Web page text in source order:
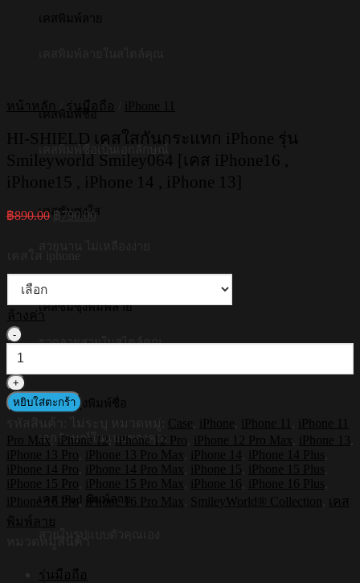
เคสพิมพ์ลาย
เคสพิมพ์ชื่อ
เคสซัมซุงใส
เคสซัมซุงพิมพ์ลาย
รวดลายสวยในสไตล์คุณ
เคสซัมซุงพิมพ์ชื่อ
เอกลักษณ์ในแบบของคุณ
เคส iPad พิมพ์ลาย
หน้าหลัก / รุ่นมือถือ iPhone 11
HI-SHIELD เคสใสกันกระแทก iPhone รุ่น
Smileyworld Smiley064 [เคส iPhone16 ,
iPhone15 , iPhone 14 , iPhone 13]
฿890.00 Original
฿790.00Current
ล้างค่า
SHIELD
เคส
ใส
กระแทก
iPhone
รุ่น
Smileyworld
Smiley064
[เคส
iPhone15
หยิบใส่ตะกร้า
Case iPhone iPhone 11
iPhone 11
Pro Max
iPhone 12 iPhone 12 Pro iPhone 12 Pro Max iPhone 13
iPhone 13 Pro
iPhone 13 Pro Max iPhone 14 iPhone 14 Plus
iPhone 14 Pro
iPhone 14 Pro Max iPhone 15 iPhone 15 Plus
iPhone 15 Pro
iPhone 15 Pro Max iPhone 16 iPhone 16 Plus
iPhone 16 Pro, iPhone 16 Pro Max SmileyWorld® Collection
เคส
พิมพ์ลาย
รุ่นมือถือ